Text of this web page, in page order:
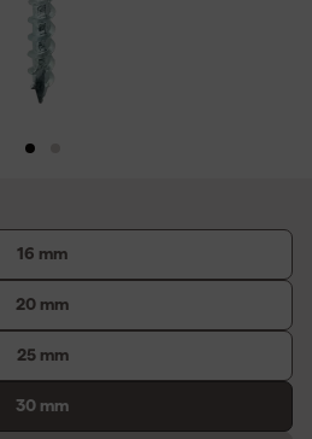
16 mm
20 mm
25 mm
30 mm